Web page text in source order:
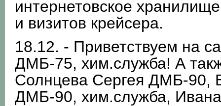
интернетовское
и визитов крейсера.
18.12. - Приветствуем на
ДМБ-75, хим.служба! А
Солнцева Сергея ДМБ-90,
ДМБ-90, хим.служба,